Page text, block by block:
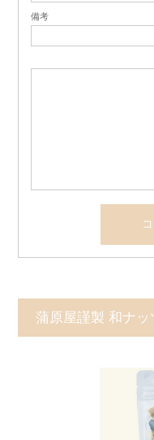
備考
蒲原屋謹製 和ナッ